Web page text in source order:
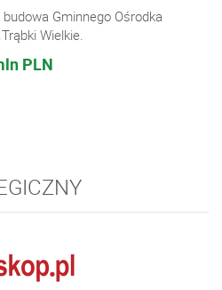
Gminnego Ośrodka
Wielkie.
PLN